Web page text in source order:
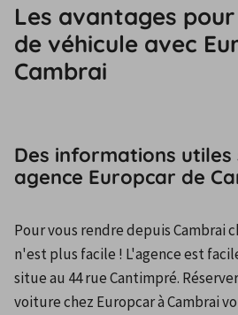
Les avantages
de véhicule avec
Cambrai
Des informations
agence Europcar de
Pour vous rendre depuis Cambrai
n'est plus facile ! L'agence est
situe au 44 rue Cantimpré.
voiture chez Europcar à Cambrai